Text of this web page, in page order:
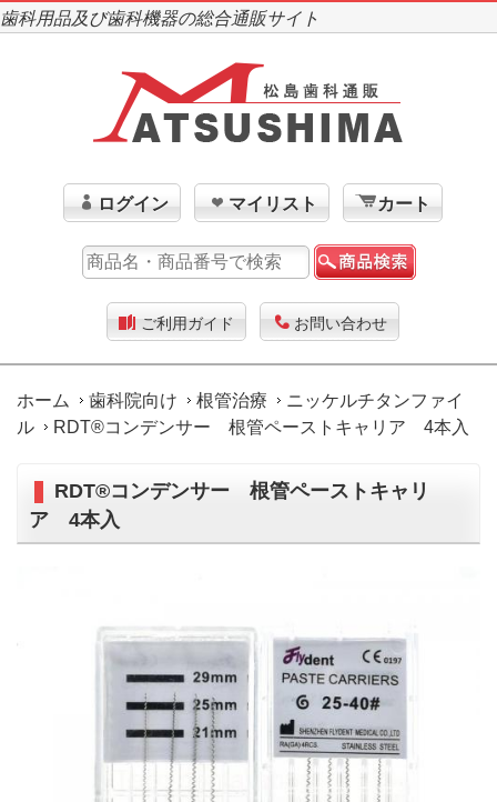
歯科用品及び歯科機器の総合通販サイト
ログイン マイリスト カート
ご利用ガイド お問い合わせ
ホーム 歯科院向け 根管治療
ニッケルチタンファイ
ル
RDT®コンデンサー 根管ペーストキャリア 4本入
RDT®コンデンサー 根管ペーストキャリ
ア 4本入